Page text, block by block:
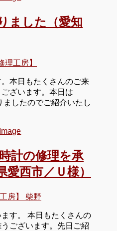
ました（愛知
理工房】
本日もたくさんのご来
ざいます。本日は
したのでご紹介いたし
計の修理を承
西市／Ｕ様）
房】 柴野
す。 本日もたくさんの
ございます。先日ご紹